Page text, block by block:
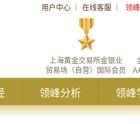
用户中心 在线客服 领
上海黄金交易所金银业
贸易场（自营）国际会员
领峰分析 领峰